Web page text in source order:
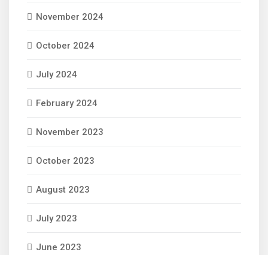
November 2024
October 2024
July 2024
February 2024
November 2023
October 2023
August 2023
July 2023
June 2023